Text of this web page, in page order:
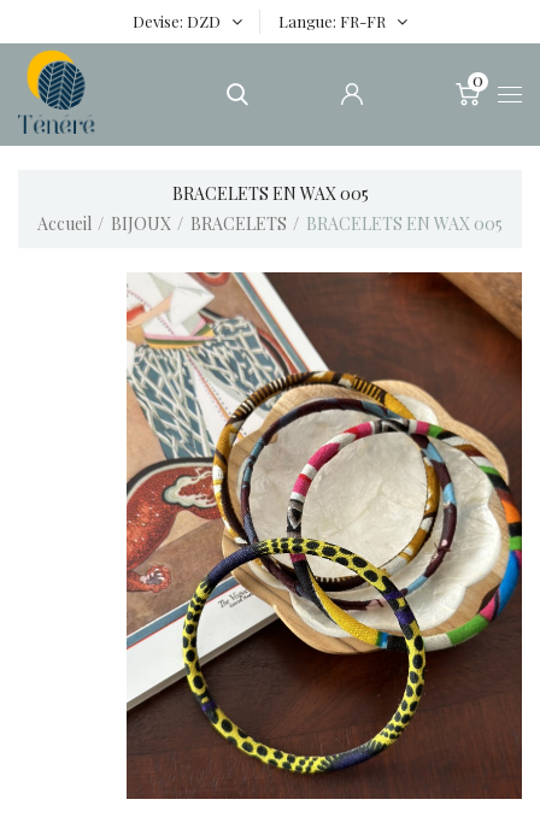
Devise DZD Langue FR-FR
0
BRACELETS EN WAX 005
Accueil
BIJOUX BRACELETS BRACELETS EN WAX 005